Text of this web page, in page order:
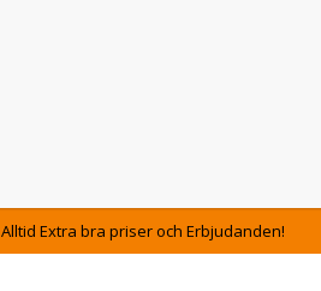
Alltid Extra bra priser och Erbjudanden!